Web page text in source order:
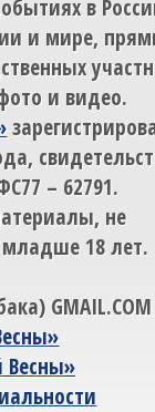
в
и мире,
и видео.
– 62791.
не
18 лет.
GMAIL.COM
Весны»